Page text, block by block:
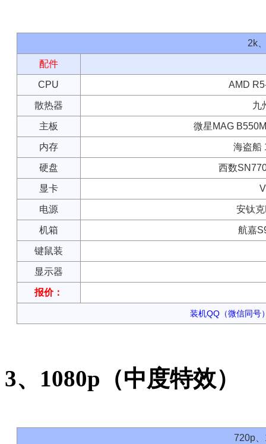
2k
配件
CPU AMD
散热器 九
主板 微星MAG
内存 海盗船
硬盘 西数
显卡
电源 安钛
机箱 航嘉
键鼠装
显示器
报价：
装机QQ（微信同号
3、1080p（中度特效）
720p